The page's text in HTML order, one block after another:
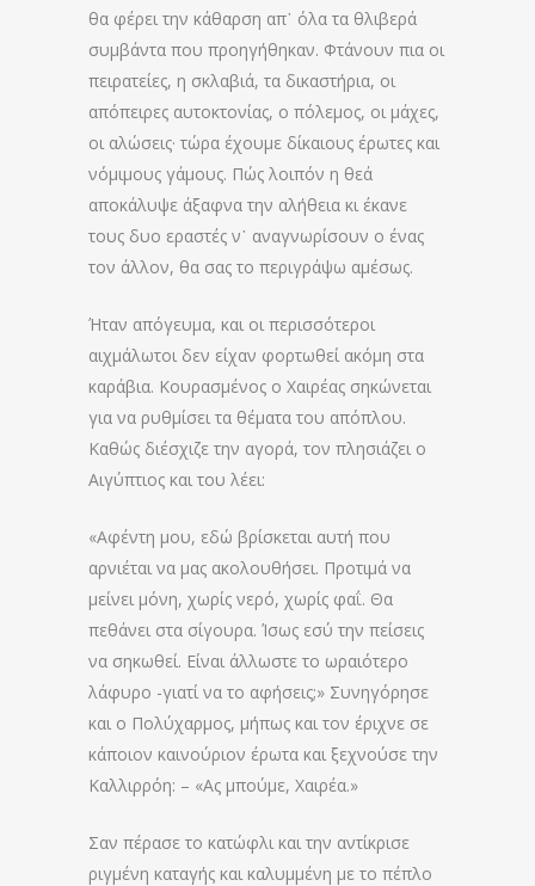
θα φέρει την κάθαρση απ᾽ όλα τα θλιβερά
συμβάντα που προηγήθηκαν. Φτάνουν πια οι
πειρατείες, η σκλαβιά, τα δικαστήρια, οι
απόπειρες αυτοκτονίας, ο πόλεμος, οι μάχες,
οι αλώσεις· τώρα έχουμε δίκαιους έρωτες και
νόμιμους γάμους. Πώς λοιπόν η θεά
αποκάλυψε άξαφνα την αλήθεια κι έκανε
τους δυο εραστές ν᾽ αναγνωρίσουν ο ένας
τον άλλον, θα σας το περιγράψω αμέσως.
Ήταν απόγευμα, και οι περισσότεροι
αιχμάλωτοι δεν είχαν φορτωθεί ακόμη στα
καράβια. Κουρασμένος ο Χαιρέας σηκώνεται
για να ρυθμίσει τα θέματα του απόπλου.
Καθώς διέσχιζε την αγορά, τον πλησιάζει ο
Αιγύπτιος και του λέει:
«Αφέντη μου, εδώ βρίσκεται αυτή που
αρνιέται να μας ακολουθήσει. Προτιμά να
μείνει μόνη, χωρίς νερό, χωρίς φαΐ. Θα
πεθάνει στα σίγουρα. Ίσως εσύ την πείσεις
να σηκωθεί. Είναι άλλωστε το ωραιότερο
λάφυρο -γιατί να το αφήσεις;» Συνηγόρησε
και ο Πολύχαρμος, μήπως και τον έριχνε σε
κάποιον καινούριον έρωτα και ξεχνούσε την
Καλλιρρόη: – «Ας μπούμε, Χαιρέα.»
Σαν πέρασε το κατώφλι και την αντίκρισε
ριγμένη καταγής και καλυμμένη με το πέπλο